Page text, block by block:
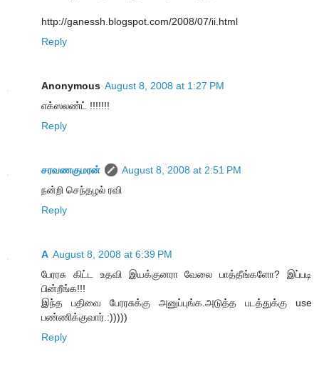
http://ganessh.blogspot.com/2008/07/ii.html
Reply
Anonymous August 8, 2008 at 1:27 PM
எக்ஸலண்ட் !!!!!!!
Reply
சரவணகுமரன்
August 8, 2008 at 2:51 PM
நன்றி செந்தழல் ரவி
Reply
A August 8, 2008 at 6:39 PM
பேரரசு கிட்ட உதவி இயக்குனரா வேலை பாத்தீங்களோ? இப்படி
பின்றீங்க!!!
இந்த பதிவை பேரரசுக்கு அனுப்புங்க.அடுத்த படத்துக்கு use
பண்ணிக்குவார்.:)))))
Reply